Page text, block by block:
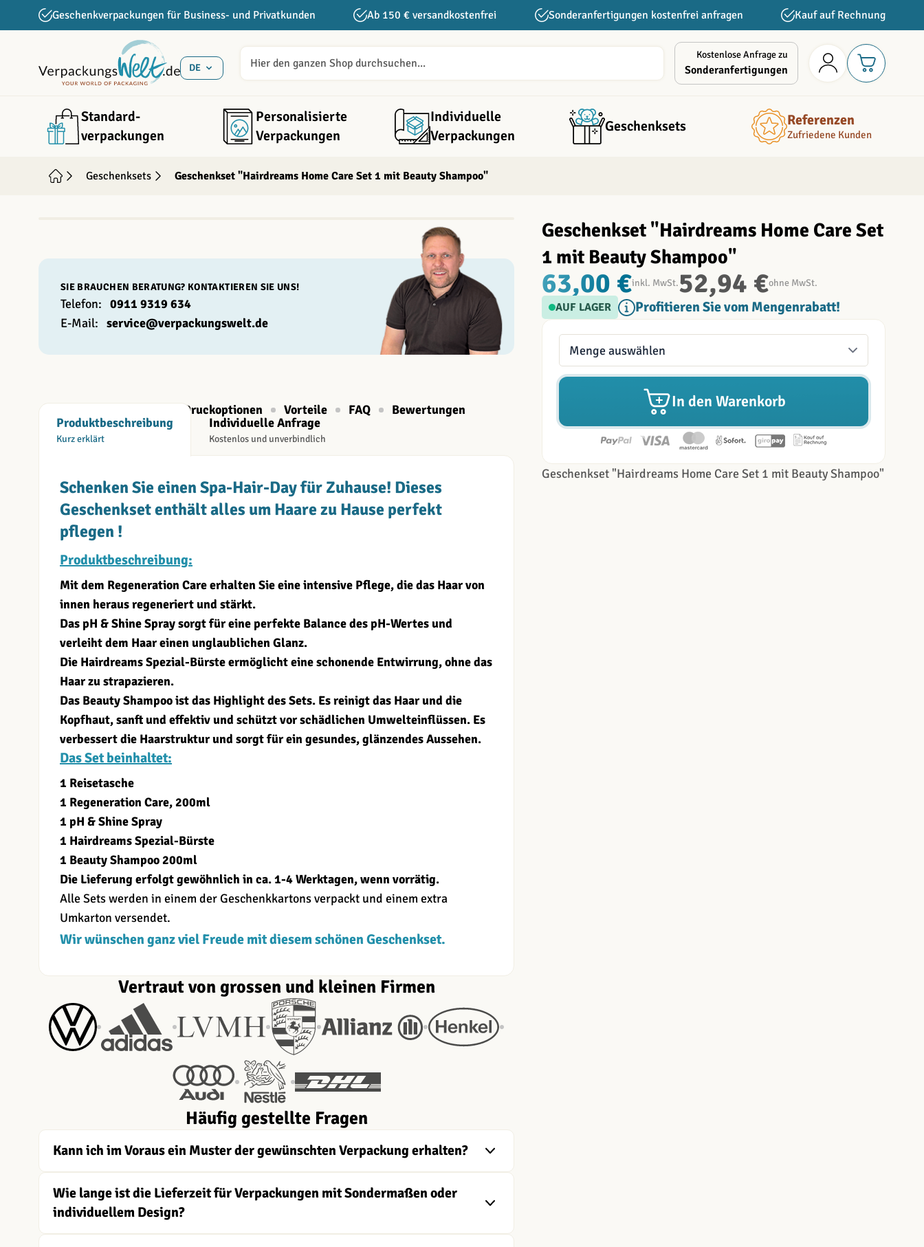
Direkt zum InhaltGeschenkverpackungen für Business- und Privatkunden Ab 150 € versandkostenfrei Sonderanfertigungen kostenfrei anfragen Kauf auf Rechnung
DE
Kostenlose Anfrage zu
Sonderanfertigungen
Standard­
verpackungen
Personalisierte
Verpackungen
Individuelle
Verpackungen
Geschenksets Referenzen
Zufriedene Kunden
Geschenksets Geschenkset "Hairdreams Home Care Set 1 mit Beauty Shampoo"
SIE BRAUCHEN BERATUNG? KONTAKTIEREN SIE UNS!
Telefon: 0911 9319 634
E-Mail: service@verpackungswelt.de
Druckoptionen Vorteile FAQ
Bewertungen
Produktbeschreibung
Kurz erklärt
Individuelle Anfrage
Kostenlos und unverbindlich
Schenken Sie einen Spa-Hair-Day für Zuhause! Dieses
Geschenkset enthält alles um Haare zu Hause perfekt
pflegen !
Produktbeschreibung:
Mit dem Regeneration Care erhalten Sie eine intensive Pflege, die das Haar von
innen heraus regeneriert und stärkt.
Das pH & Shine Spray sorgt für eine perfekte Balance des pH-Wertes und
verleiht dem Haar einen unglaublichen Glanz.
Die Hairdreams Spezial-Bürste ermöglicht eine schonende Entwirrung, ohne das
Haar zu strapazieren.
Das Beauty Shampoo ist das Highlight des Sets. Es reinigt das Haar und die
Kopfhaut, sanft und effektiv und schützt vor schädlichen Umwelteinflüssen. Es
verbessert die Haarstruktur und sorgt für ein gesundes, glänzendes Aussehen.
Das Set beinhaltet:
1 Reisetasche
1 Regeneration Care, 200ml
1 pH & Shine Spray
1 Hairdreams Spezial-Bürste
1 Beauty Shampoo 200ml
Die Lieferung erfolgt gewöhnlich in ca. 1-4 Werktagen, wenn vorrätig.
Alle Sets werden in einem der Geschenkkartons verpackt und einem extra
Umkarton versendet.
Wir wünschen ganz viel Freude mit diesem schönen Geschenkset.
Vertraut von grossen und kleinen Firmen
Häufig gestellte Fragen
Kann ich im Voraus ein Muster der gewünschten Verpackung erhalten?
Wie lange ist die Lieferzeit für Verpackungen mit Sondermaßen oder
individuellem Design?
Geschenkset "Hairdreams Home Care Set
1 mit Beauty Shampoo"
63,00 €inkl. MwSt.52,94 €ohne MwSt.
AUF LAGER Profitieren Sie vom Mengenrabatt!
Menge
In den Warenkorb
Geschenkset "Hairdreams Home Care Set 1 mit Beauty Shampoo"